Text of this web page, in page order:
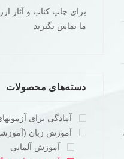
برای چاپ کناب و آثار
ما تماس بگیرید
دسته‌های محصولات
آمادگی برای
آموزش زبان
آموزش آلمانی